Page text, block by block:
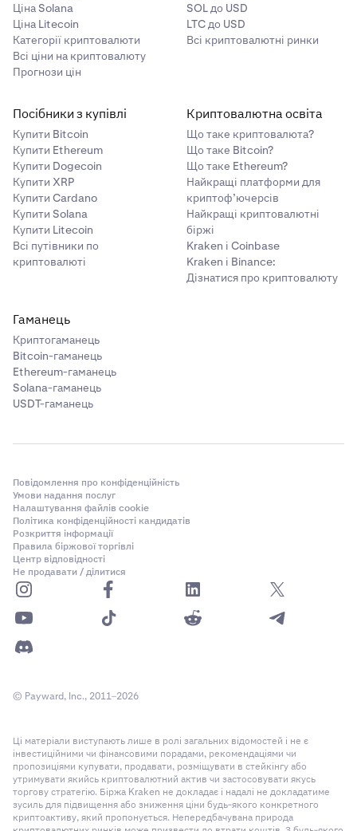
Ціна Solana
Ціна Litecoin
Категорії криптовалюти
Всі ціни на криптовалюту
Прогнози цін
SOL до USD
LTC до USD
Всі криптовалютні ринки
Посібники з купівлі
Купити Bitcoin
Купити Ethereum
Купити Dogecoin
Купити XRP
Купити Cardano
Купити Solana
Купити Litecoin
Всі путівники по
криптовалюті
Криптовалютна освіта
Що таке криптовалюта?
Що таке Bitcoin?
Що таке Ethereum?
Найкращі платформи для
криптоф’ючерсів
Найкращі криптовалютні
біржі
Kraken і Coinbase
Kraken і Binance:
Дізнатися про криптовалюту
Гаманець
Криптогаманець
Bitcoin-гаманець
Ethereum-гаманець
Solana-гаманець
USDT-гаманець
Повідомлення про конфіденційність
Умови надання послуг
Налаштування файлів cookie
Політика конфіденційності кандидатів
Розкриття інформації
Правила біржової торгівлі
Центр відповідності
Не продавати / ділитися
© Payward, Inc., 2011–2026
Ці матеріали виступають лише в ролі загальних відомостей і не є
інвестиційними чи фінансовими порадами, рекомендаціями чи
пропозиціями купувати, продавати, розміщувати в стейкінгу або
утримувати якийсь криптовалютний актив чи застосовувати якусь
торгову стратегію. Біржа Kraken не докладає і надалі не докладатиме
зусиль для підвищення або зниження ціни будь-якого конкретного
криптоактиву, який пропонується. Непередбачувана природа